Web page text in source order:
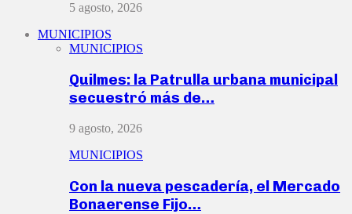
5 agosto, 2026
MUNICIPIOS
MUNICIPIOS
Quilmes: la Patrulla urbana municipal
secuestró más de…
9 agosto, 2026
MUNICIPIOS
Con la nueva pescadería, el Mercado
Bonaerense Fijo…